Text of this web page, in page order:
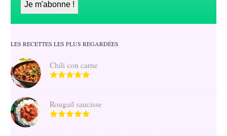
LES RECETTES LES PLUS REGARDÉES
Chili con carne
Rougail saucisse